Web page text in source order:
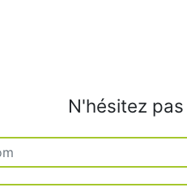
N'hésitez